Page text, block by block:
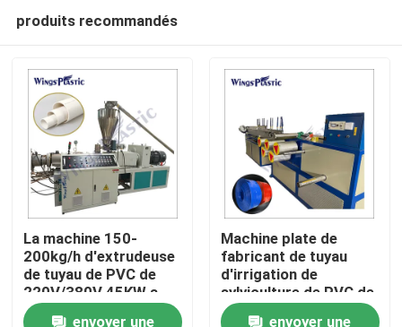
Maison
Produits
Au sujet de nous
produits recommandés
La machine 150-
200kg/h d'extrudeuse
de tuyau de PVC de
220V/380V 45KW a
produit
envoyer une
Machine plate de
fabricant de tuyau
d'irrigation de
sylviculture de PVC de
configuration de
envoyer une